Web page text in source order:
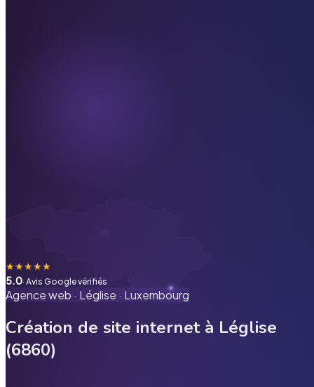
★★★★★
5.0· Avis Google vérifiés
Agence web · Léglise · Luxembourg
Création de site internet à Léglise
(6860)